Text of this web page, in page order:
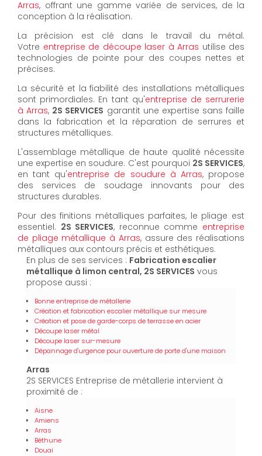
Arras, offrant une gamme variée de services, de la
conception à la réalisation.
La précision est clé dans le travail du métal.
Votre entreprise de découpe laser à Arras utilise des
technologies de pointe pour des coupes nettes et
précises.
La sécurité et la fiabilité des installations métalliques
sont primordiales. En tant qu'entreprise de serrurerie
à Arras, 2S SERVICES garantit une expertise sans faille
dans la fabrication et la réparation de serrures et
structures métalliques.
L'assemblage métallique de haute qualité nécessite
une expertise en soudure. C'est pourquoi 2S SERVICES,
en tant qu'entreprise de soudure à Arras, propose
des services de soudage innovants pour des
structures durables.
Pour des finitions métalliques parfaites, le pliage est
essentiel. 2S SERVICES, reconnue comme entreprise
de pliage métallique à Arras, assure des réalisations
métalliques aux contours précis et esthétiques.
En plus de ses services : Fabrication escalier
métallique à limon central, 2S SERVICES vous
propose aussi :
Bonne entreprise de métallerie
Création et fabrication escalier métallique sur mesure
Création et pose de garde-corps de terrasse en acier
Découpe laser métal
Découpe laser sur-mesure
Dépannage d'urgence pour ouverture de porte d'une maison
Arras
2S SERVICES Entreprise de métallerie intervient à
proximité de :
Aisne
Amiens
Arras
Béthune
Douai